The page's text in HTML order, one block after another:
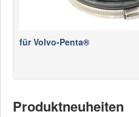
für Volvo-Penta®
Produktneuheiten